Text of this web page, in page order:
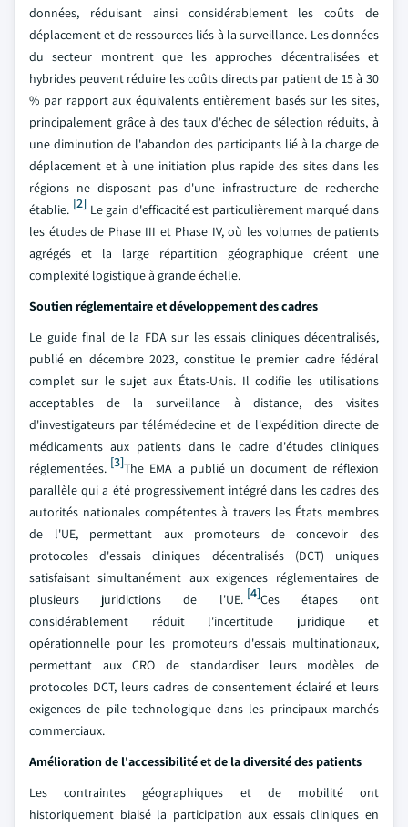
données, réduisant ainsi considérablement les coûts de
déplacement et de ressources liés à la surveillance. Les données
du secteur montrent que les approches décentralisées et
hybrides peuvent réduire les coûts directs par patient de 15 à 30
% par rapport aux équivalents entièrement basés sur les sites,
principalement grâce à des taux d'échec de sélection réduits, à
une diminution de l'abandon des participants lié à la charge de
déplacement et à une initiation plus rapide des sites dans les
régions ne disposant pas d'une infrastructure de recherche
établie. [2] Le gain d'efficacité est particulièrement marqué dans
les études de Phase III et Phase IV, où les volumes de patients
agrégés et la large répartition géographique créent une
complexité logistique à grande échelle.
Soutien réglementaire et développement des cadres
Le guide final de la FDA sur les essais cliniques décentralisés,
publié en décembre 2023, constitue le premier cadre fédéral
complet sur le sujet aux États-Unis. Il codifie les utilisations
acceptables de la surveillance à distance, des visites
d'investigateurs par télémédecine et de l'expédition directe de
médicaments aux patients dans le cadre d'études cliniques
réglementées. [3]The EMA a publié un document de réflexion
parallèle qui a été progressivement intégré dans les cadres des
autorités nationales compétentes à travers les États membres
de l'UE, permettant aux promoteurs de concevoir des
protocoles d'essais cliniques décentralisés (DCT) uniques
satisfaisant simultanément aux exigences réglementaires de
plusieurs juridictions de l'UE. [4]Ces étapes ont
considérablement réduit l'incertitude juridique et
opérationnelle pour les promoteurs d'essais multinationaux,
permettant aux CRO de standardiser leurs modèles de
protocoles DCT, leurs cadres de consentement éclairé et leurs
exigences de pile technologique dans les principaux marchés
commerciaux.
Amélioration de l'accessibilité et de la diversité des patients
Les contraintes géographiques et de mobilité ont
historiquement biaisé la participation aux essais cliniques en